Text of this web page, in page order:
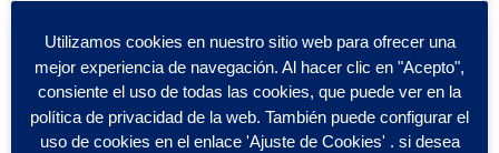
Utilizamos cookies en nuestro sitio web para ofrecer una
mejor experiencia de navegación. Al hacer clic en "Acepto",
consiente el uso de todas las cookies, que puede ver en la
política de privacidad de la web. También puede configurar el
uso de cookies en el enlace 'Ajuste de Cookies' . si desea